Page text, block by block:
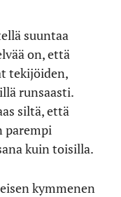
suuntaa
on, että
tekijöiden,
runsaasti.
siltä, että
parempi
kuin toisilla.
kymmenen